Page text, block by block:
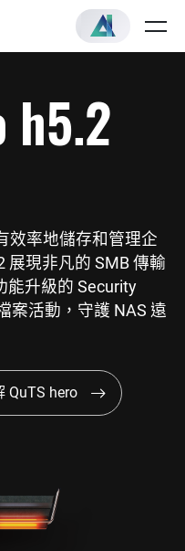
h5.2
效率地儲存和管理企
展現非凡的 SMB 傳輸
能升級的 Security
案活動，守護 NAS 遠
QuTS hero